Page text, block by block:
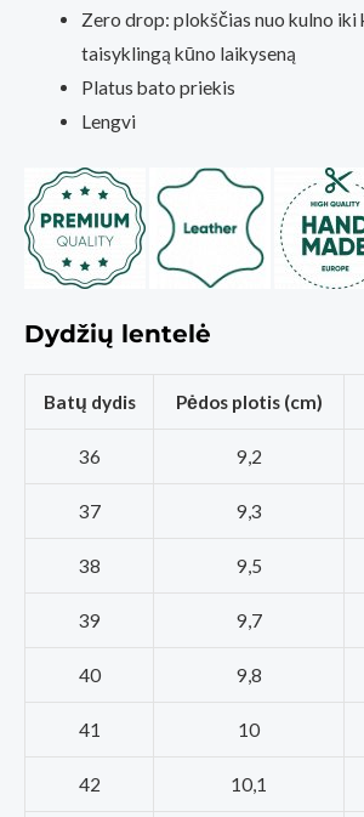
Zero drop: plokščias nuo kulno iki
taisyklingą kūno laikyseną
Platus bato priekis
Lengvi
Dydžių lentelė
Batų dydis Pėdos plotis (cm)
36 9,2
37 9,3
38 9,5
39 9,7
40 9,8
41 10
42 10,1